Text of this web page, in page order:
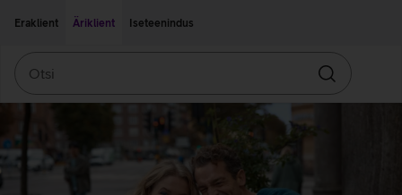
Eraklient
Äriklient Iseteenindus
Otsin